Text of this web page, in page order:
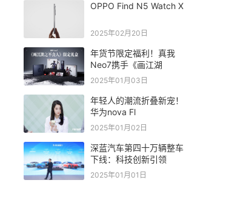
OPPO Find N5 Watch X
2025年02月20日
年货节限定福利！真我
Neo7携手《画江湖
2025年01月03日
年轻人的潮流折叠新宠！
华为nova Fl
2025年01月02日
深蓝汽车第四十万辆整车
下线：科技创新引领
2025年01月01日